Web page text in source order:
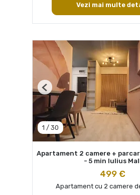
Vezi mai multe
1 / 30
Previous
Apartament 2 camere +
- 5 min Iulius
499 €
Apartament cu 2 camere